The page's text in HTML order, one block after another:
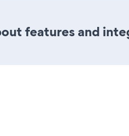
features and